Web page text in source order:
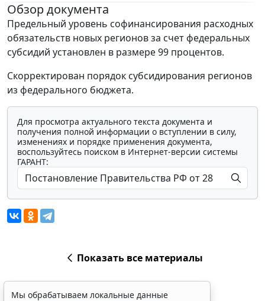
Обзор документа
Предельный уровень софинансирования расходных
обязательств новых регионов за счет федеральных
субсидий установлен в размере 99 процентов.
Скорректирован порядок субсидирования регионов
из федерального бюджета.
Для просмотра актуального текста документа и
получения полной информации о вступлении в силу,
изменениях и порядке применения документа,
воспользуйтесь поиском в Интернет-версии системы
ГАРАНТ:
Показать все материалы
Мы обрабатываем локальные данные